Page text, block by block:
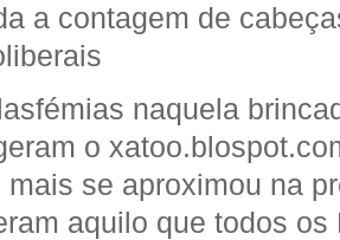
a contagem de
naquela
o
mais se aproximou na
aquilo que todos